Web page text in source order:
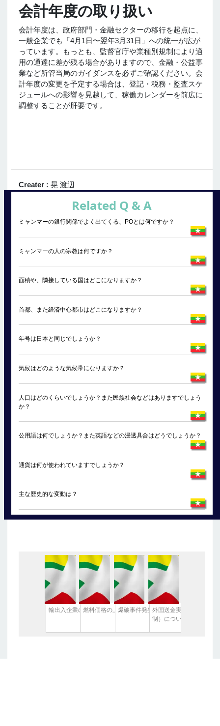
会計年度の取り扱い
会計年度は、政府部門・金融セクターの移行を起点に、
一般企業でも「4月1日〜翌年3月31日」への統一が広が
っています。もっとも、監督官庁や業種別規制により適
用の通達に差が残る場合がありますので、金融・公益事
業など所管当局のガイダンスを必ずご確認ください。会
計年度の変更を予定する場合は、登記・税務・監査スケ
ジュールへの影響を見越して、稼働カレンダーを前広に
調整することが肝要です。
Creater : 晃 渡辺
Related Q & A
ミャンマーの銀行関係でよく出てくる、POとは何ですか？
ミャンマーの人の宗教は何ですか？
面積や、隣接している国はどこになりますか？
首都、また経済中心都市はどこになりますか？
年号は日本と同じでしょうか？
気候はどのような気候帯になりますか？
人口はどのくらいでしょうか？また民族社会などはありますでしょう
か？
公用語は何でしょうか？また英語などの浸透具合はどうでしょうか？
通貨は何が使われていますでしょうか？
主な歴史的な変動は？
輸出入企業の登記証取り消し
燃料価格の上昇爆破事件発生外国送金実務の現状（
制）について